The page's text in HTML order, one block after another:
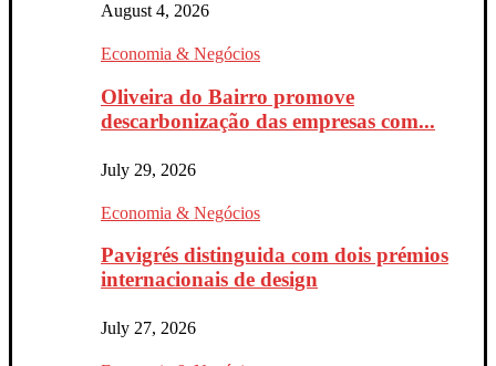
August 4, 2026
Economia & Negócios
Oliveira do Bairro promove
descarbonização das empresas com...
July 29, 2026
Economia & Negócios
Pavigrés distinguida com dois prémios
internacionais de design
July 27, 2026